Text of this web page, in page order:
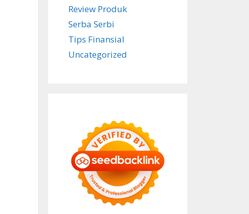
Review Produk
Serba Serbi
Tips Finansial
Uncategorized